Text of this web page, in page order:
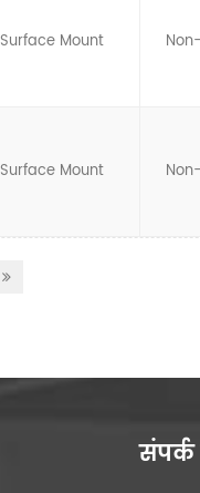
Surface Mount
Surface Mount